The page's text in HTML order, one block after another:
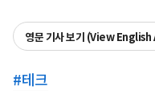
영문 기사 보기 (View
#테크